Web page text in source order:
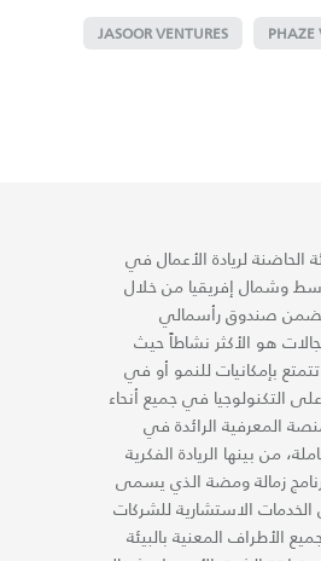
PHAZE
JASOOR VENTURES
لريادة الأعمال في
وشمال إفريقيا من خلال
صندوق رأسمالي
هو الأكثر نشاطاً حيث
بإمكانيات للنمو أو في
التكنولوجيا في جميع أنحاء
المعرفية الرائدة في
من بينها الريادة الفكرية
زمالة ومضة الذي يسمى
الاستشارية للشركات
الأطراف المعنية بالبيئة